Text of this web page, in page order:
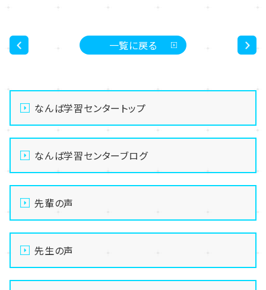
一覧に戻る
なんば学習センタートップ
なんば学習センターブログ
先輩の声
先生の声